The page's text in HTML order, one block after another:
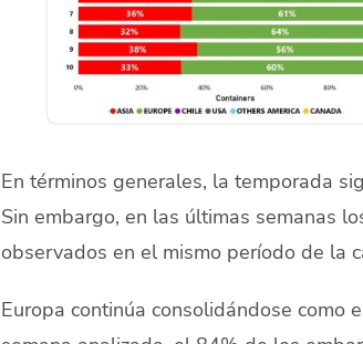
En términos generales, la temporada
Sin embargo, en las últimas semanas
observados en el mismo período de la
Europa continúa consolidándose como